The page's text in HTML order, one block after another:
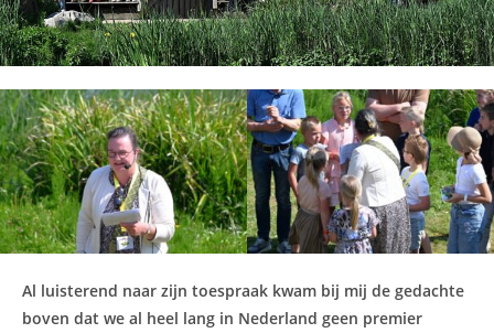
Al luisterend naar zijn toespraak kwam bij mij de gedachte
boven dat we al heel lang in Nederland geen premier